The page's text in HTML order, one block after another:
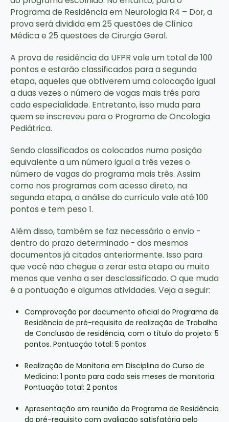
Programa de Residência em Neurologia R4 – Dor, a
prova será dividida em 25 questões de Clínica
Médica e 25 questões de Cirurgia Geral.
A prova de residência da UFPR vale um total de 100
pontos e estarão classificados para a segunda
etapa, aqueles que obtiverem uma colocação igual
a duas vezes o número de vagas mais três para
cada especialidade. Entretanto, isso muda para
quem se inscreveu para o Programa de Oncologia
Pediátrica.
Sendo classificados os colocados numa posição
equivalente a um número igual a três vezes o
número de vagas do programa mais três. Assim
como nos programas com acesso direto, na
segunda etapa, a análise do currículo vale até 100
pontos e tem peso 1.
Além disso, também se faz necessário o envio -
dentro do prazo determinado - dos mesmos
documentos já citados anteriormente. Isso para
que você não chegue a zerar esta etapa ou muito
menos que venha a ser desclassificado. O que muda
é a pontuação e algumas atividades. Veja a seguir:
Comprovação por documento oficial do Programa de
Residência de pré-requisito de realização de Trabalho
de Conclusão de residência, com o título do projeto: 5
pontos. Pontuação total: 5 pontos
Realização de Monitoria em Disciplina do Curso de
Medicina: 1 ponto para cada seis meses de monitoria.
Pontuação total: 2 pontos
Apresentação em reunião do Programa de Residência
do pré-requisito com avaliação satisfatória pelo